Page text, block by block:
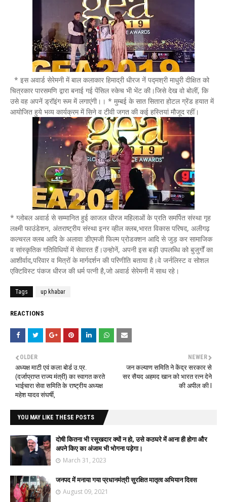
* इस अवार्ड सेरेमनी में बाल कलाकार हिमाद्री धीरज नें पद्मश्री माधुरी दीक्षित को
चित्रकार पारसमणि द्वारा बनाई गई पेंसिल स्केच भी भेंट की।जिसे देख वो बोलीं, कि
उसे वह अपनें ड्रॉइंग रूम में लगाएंगी।। * मुम्बई के सात सितारा होटल ग्रेंड हयात में
आयोजित हुये भव्य कार्यक्रम में सिने व टीवी जगत की कई हस्तियां मौजूद रहीं।
* ग्लोबल अवार्ड से सम्मानित हुई काजल धीरज महिलाओं के प्रति समर्पित संस्था गृह
लक्ष्मी फाउंडेशन, अंतराष्ट्रीय संस्था इनर व्हील क्लब,भारत विकास परिषद, अलीगढ़
कल्चरल क्लब आदि के अलावा डीएमजी फिल्म प्रोडक्शन आदि से जुड़ कर सामाजिक
व सांस्कृतिक गतिविधियों में सेवारत हैं।उन्होनें, अपनी इस बड़ी उपलब्धि को बुजुर्गों का
आशीर्वाद,परिवार व मित्रों के मार्गदर्शन की परिणीति बताया है।वे जर्नलिस्ट व सोशल
एक्टिविस्ट पंकज धीरज की धर्म पत्नी है,जो अवार्ड सेरेमनी में साथ रहे।
Tags up khabar
REACTIONS
NEWER
जन कल्याण समिति ने केंद्र सरकार से
सर सैयद अहमद खान को भारत रत्न देने
की अपील की l
OLDER
अध्यक्ष माटी एवं कला बोर्ड उ.प्र.
(दर्जाप्राप्त राज्य मंत्री) का स्वागत करते
भाईचारा सेवा समिति के राष्ट्रीय अध्यक्ष
महेश यादव संघर्षी,
YOU MAY LIKE THESE POSTS
दोषी कितना भी रसूखदार क्यों न हो, उसे कठघरे में आना ही होगा और
अपने किए का अंजाम भी भोगना पड़ेगा।
March 31, 2023
जनपद में मनाया गया प्रधानमंत्री सुरक्षित मातृत्व अभियान दिवस
August 09, 2021